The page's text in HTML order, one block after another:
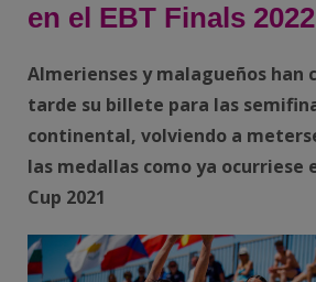
en el EBT Finals 2022
Almerienses y malagueños han
tarde su billete para las
continental, volviendo a
las medallas como ya ocurriese
Cup 2021